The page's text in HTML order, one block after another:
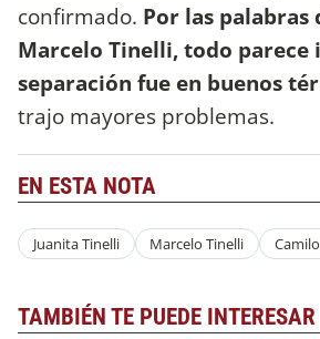
confirmado. Por las palabras
Marcelo Tinelli, todo parece
separación fue en buenos
trajo mayores problemas.
EN ESTA NOTA
Juanita Tinelli Marcelo Tinelli
TAMBIÉN TE PUEDE INTERESAR